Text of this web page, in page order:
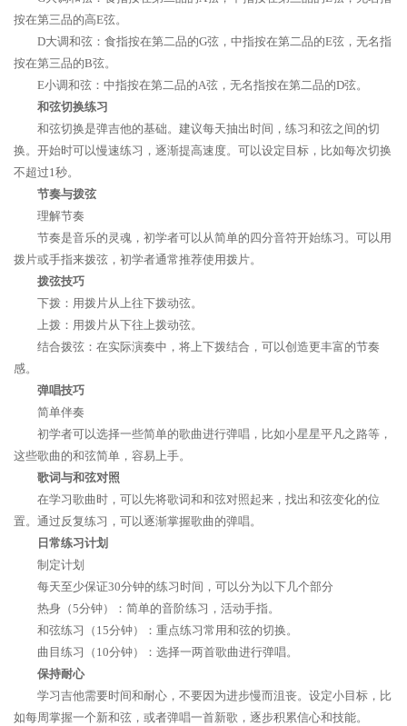
按在第三品的高E弦。
D大调和弦：食指按在第二品的G弦，中指按在第二品的E弦，无名指
按在第三品的B弦。
E小调和弦：中指按在第二品的A弦，无名指按在第二品的D弦。
和弦切换练习
和弦切换是弹吉他的基础。建议每天抽出时间，练习和弦之间的切
换。开始时可以慢速练习，逐渐提高速度。可以设定目标，比如每次切换
不超过1秒。
节奏与拨弦
理解节奏
节奏是音乐的灵魂，初学者可以从简单的四分音符开始练习。可以用
拨片或手指来拨弦，初学者通常推荐使用拨片。
拨弦技巧
下拨：用拨片从上往下拨动弦。
上拨：用拨片从下往上拨动弦。
结合拨弦：在实际演奏中，将上下拨结合，可以创造更丰富的节奏
感。
弹唱技巧
简单伴奏
初学者可以选择一些简单的歌曲进行弹唱，比如小星星平凡之路等，
这些歌曲的和弦简单，容易上手。
歌词与和弦对照
在学习歌曲时，可以先将歌词和和弦对照起来，找出和弦变化的位
置。通过反复练习，可以逐渐掌握歌曲的弹唱。
日常练习计划
制定计划
每天至少保证30分钟的练习时间，可以分为以下几个部分
热身（5分钟）：简单的音阶练习，活动手指。
和弦练习（15分钟）：重点练习常用和弦的切换。
曲目练习（10分钟）：选择一两首歌曲进行弹唱。
保持耐心
学习吉他需要时间和耐心，不要因为进步慢而沮丧。设定小目标，比
如每周掌握一个新和弦，或者弹唱一首新歌，逐步积累信心和技能。